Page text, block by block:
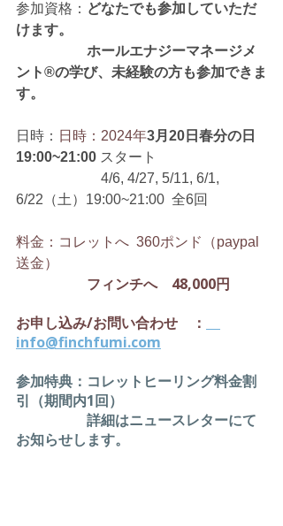
参加資格： どなたでも参加していただ
けます。
ホールエナジーマネージメ
ント®️の学び、未経験の方も参加できま
す。
日時： 日時：2024年3月20日春分の日
19:00~21:00 スタート
4/6, 4/27, 5/11, 6/1,
6/22（土）19:00~21:00  全6回
料金：コレットへ  360ポンド（paypal
送金）
フィンチへ　48,000円
お申し込み/お問い合わせ　：
info@finchfumi.com
参加特典：コレットヒーリング​料金割
引（期間内1回）
詳細はニュースレターにて
お知らせします。